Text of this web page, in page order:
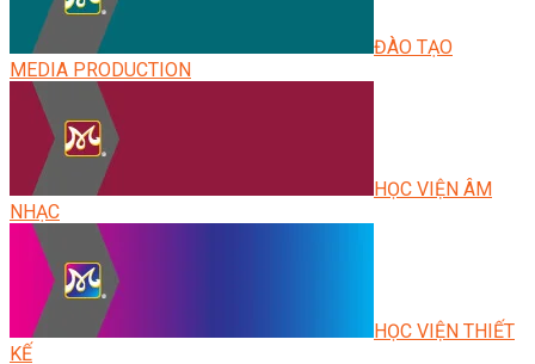
ĐÀO TẠO
MEDIA PRODUCTION
HỌC VIỆN ÂM
NHẠC
HỌC VIỆN THIẾT
KẾ